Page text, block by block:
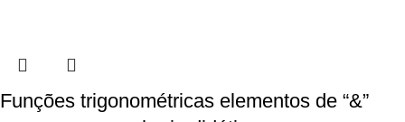
Funções trigonométricas elementos de “&”